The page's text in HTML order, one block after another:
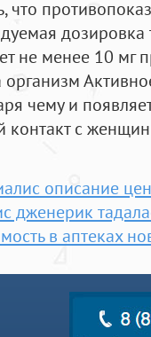
что
дозировка
не менее 10 мг
чему и
контакт с
описание
дженерик
в аптеках